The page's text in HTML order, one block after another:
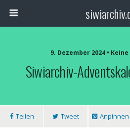
9. Dezember 2024 •
Siwiarchiv-
Teilen Tweet Anpinnen